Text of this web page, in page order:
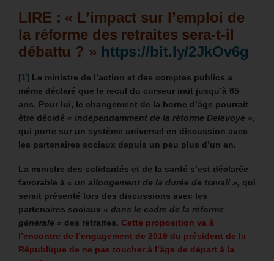
LIRE : « L’impact sur l’emploi de
la réforme des retraites sera-t-il
débattu ? » https://bit.ly/2JkOv6g
[1] Le ministre de l’action et des comptes publics a
même déclaré que le recul du curseur irait jusqu’à 65
ans. Pour lui, le changement de la borne d’âge pourrait
être décidé « indépendamment de la réforme Delevoye »,
qui porte sur un système universel en discussion avec
les partenaires sociaux depuis un peu plus d’un an.
La ministre des solidarités et de la santé s’est déclarée
favorable à « un allongement de la durée de travail », qui
serait présenté lors des discussions avec les
partenaires sociaux « dans le cadre de la réforme
générale » des retraites. Cette proposition va à
l’encontre de l’engagement de 2019 du président de la
République de ne pas toucher à l’âge de départ à la